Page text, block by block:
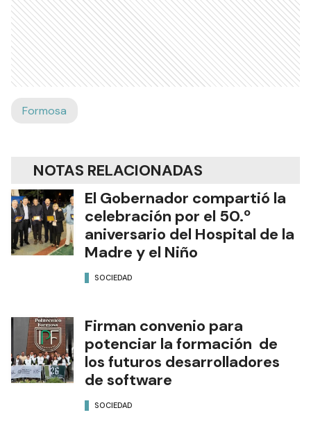
Formosa
NOTAS RELACIONADAS
El Gobernador compartió la
celebración por el 50.º
aniversario del Hospital de la
Madre y el Niño
SOCIEDAD
Firman convenio para
potenciar la formación de
los futuros desarrolladores
de software
SOCIEDAD